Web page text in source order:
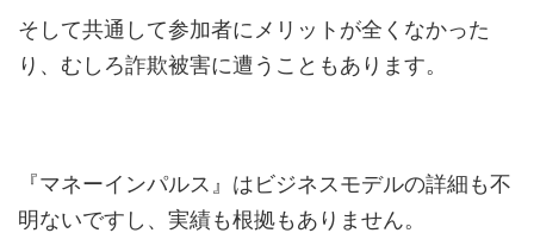
そして共通して参加者にメリットが全くなかった
り、むしろ詐欺被害に遭うこともあります。
『マネーインパルス』はビジネスモデルの詳細も不
明ないですし、実績も根拠もありません。